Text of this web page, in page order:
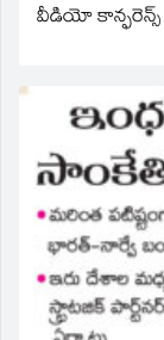
వీడియో కాన్ఫరెన్స్